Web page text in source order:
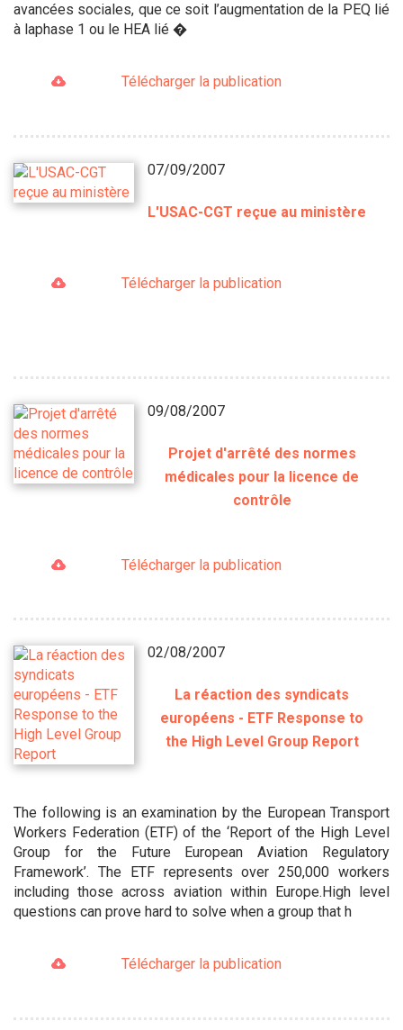
avancées sociales, que ce soit l’augmentation de la PEQ lié
à laphase 1 ou le HEA lié �
Télécharger la publication
07/09/2007
L'USAC-CGT reçue au ministère
Télécharger la publication
09/08/2007
Projet d'arrêté des normes
médicales pour la licence de
contrôle
Télécharger la publication
02/08/2007
La réaction des syndicats
européens - ETF Response to
the High Level Group Report
The following is an examination by the European Transport
Workers Federation (ETF) of the ‘Report of the High Level
Group for the Future European Aviation Regulatory
Framework’. The ETF represents over 250,000 workers
including those across aviation within Europe.High level
questions can prove hard to solve when a group that h
Télécharger la publication